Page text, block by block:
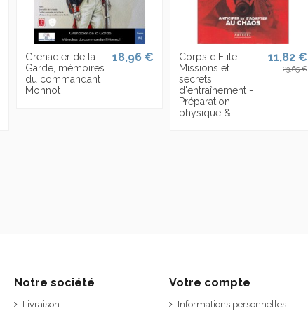
Grenadier de la
Garde, mémoires
du commandant
Monnot
18,96 €
Corps d'Elite-
Missions et
secrets
d'entraînement -
Préparation
physique &...
11,82 €
23,65 €
Notre société
Livraison
Votre compte
Informations personnelles